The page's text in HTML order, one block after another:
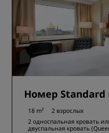
Номер Standard
18 m²
2 взрослых
2 односпальная кровать
двуспальная кровать